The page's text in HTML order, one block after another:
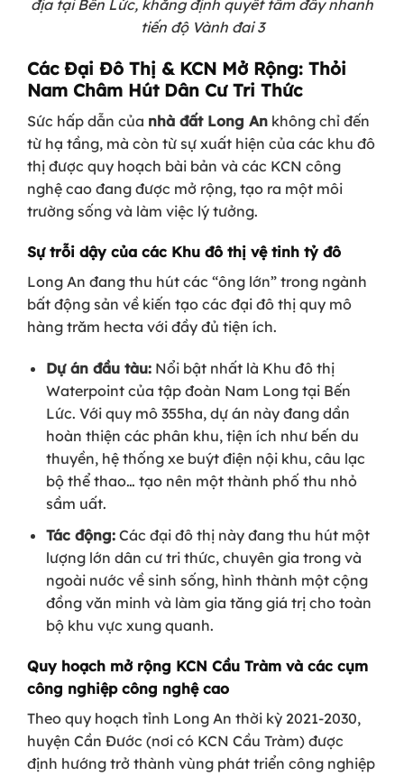
địa tại Bến Lức, khẳng định quyết tâm đẩy nhanh
tiến độ Vành đai 3
Các Đại Đô Thị & KCN Mở Rộng: Thỏi
Nam Châm Hút Dân Cư Tri Thức
Sức hấp dẫn của nhà đất Long An không chỉ đến
từ hạ tầng, mà còn từ sự xuất hiện của các khu đô
thị được quy hoạch bài bản và các KCN công
nghệ cao đang được mở rộng, tạo ra một môi
trường sống và làm việc lý tưởng.
Sự trỗi dậy của các Khu đô thị vệ tinh tỷ đô
Long An đang thu hút các “ông lớn” trong ngành
bất động sản về kiến tạo các đại đô thị quy mô
hàng trăm hecta với đầy đủ tiện ích.
Dự án đầu tàu:Nổi bật nhất là Khu đô thị
Waterpoint của tập đoàn Nam Long tại Bến
Lức. Với quy mô 355ha, dự án này đang dần
hoàn thiện các phân khu, tiện ích như bến du
thuyền, hệ thống xe buýt điện nội khu, câu lạc
bộ thể thao… tạo nên một thành phố thu nhỏ
sầm uất.
Tác động:Các đại đô thị này đang thu hút một
lượng lớn dân cư tri thức, chuyên gia trong và
ngoài nước về sinh sống, hình thành một cộng
đồng văn minh và làm gia tăng giá trị cho toàn
bộ khu vực xung quanh.
Quy hoạch mở rộng KCN Cầu Tràm và các cụm
công nghiệp công nghệ cao
Theo quy hoạch tỉnh Long An thời kỳ 2021-2030,
huyện Cần Đước (nơi có KCN Cầu Tràm) được
định hướng trở thành vùng phát triển công nghiệp